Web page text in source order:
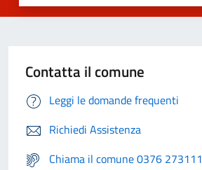
Contatta il comune
Leggi le domande frequenti
Richiedi Assistenza
Chiama il comune 0376 273111